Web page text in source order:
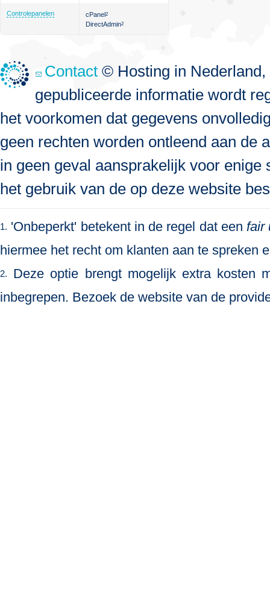
Controlepanelen cPanel2
DirectAdmin2
Contact © Hosting in
gepubliceerde informatie wordt
het voorkomen dat gegevens
geen rechten worden ontleend aan de
in geen geval aansprakelijk voor
het gebruik van de op deze website
1. 'Onbeperkt' betekent in de regel dat een fair
hiermee het recht om klanten aan te spreken
2.
Deze optie brengt mogelijk extra kosten
inbegrepen. Bezoek de website van de